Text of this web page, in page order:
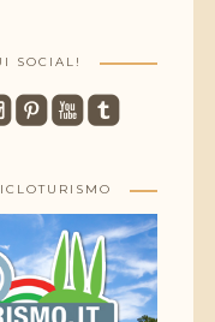
SOCIAL!
roundedpinterestroundedyoutuberoundedtumblr